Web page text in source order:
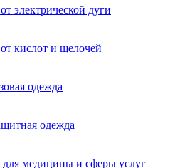
электрической дуги
кислот и щелочей
одежда
одежда
медицины и сферы услуг